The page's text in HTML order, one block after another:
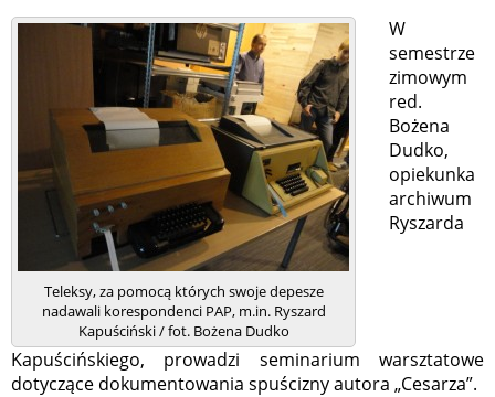
Teleksy, za pomocą których swoje depesze
nadawali korespondenci PAP, m.in. Ryszard
Kapuściński / fot. Bożena Dudko
W
semestrze
zimowym
red.
Bożena
Dudko,
opiekunka
archiwum
Ryszarda
Kapuścińskiego, prowadzi seminarium warsztatowe
dotyczące dokumentowania spuścizny autora „Cesarza”.